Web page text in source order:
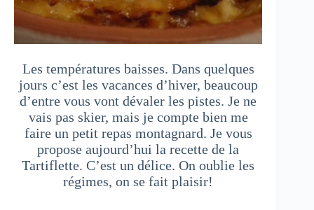
Les températures baisses. Dans quelques
jours c’est les vacances d’hiver, beaucoup
d’entre vous vont dévaler les pistes. Je ne
vais pas skier, mais je compte bien me
faire un petit repas montagnard. Je vous
propose aujourd’hui la recette de la
Tartiflette. C’est un délice. On oublie les
régimes, on se fait plaisir!